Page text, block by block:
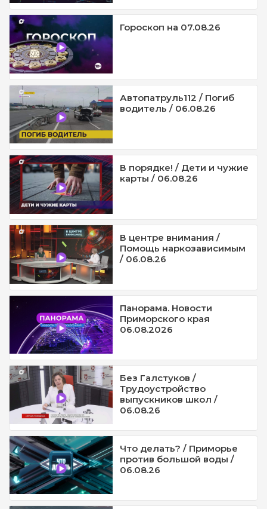
Гороскоп на 07.08.26
Автопатруль112 / Погиб
водитель / 06.08.26
В порядке! / Дети и чужие
карты / 06.08.26
В центре внимания /
Помощь наркозависимым
/ 06.08.26
Панорама. Новости
Приморского края
06.08.2026
Без Галстуков /
Трудоустройство
выпускников школ /
06.08.26
Что делать? / Приморье
против большой воды /
06.08.26